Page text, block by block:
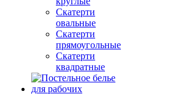
Скатерти
овальные
Скатерти
прямоугольные
Скатерти
квадратные